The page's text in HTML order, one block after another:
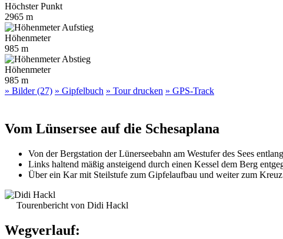
Höchster Punkt
2965 m
Höhenmeter
985 m
Höhenmeter
985 m
» Bilder (27) » Gipfelbuch » Tour drucken » GPS-Track
Vom Lünsersee auf die Schesaplana
Von der Bergstation der Lünerseebahn am Westufer des Sees
Links haltend mäßig ansteigend durch einen Kessel dem Berg
Über ein Kar mit Steilstufe zum Gipfelaufbau und weiter zum Kreuz
Tourenbericht von Didi Hackl
Wegverlauf: